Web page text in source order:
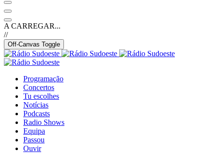
A CARREGAR...
//
Off-Canvas Toggle
Programação
Concertos
Tu escolhes
Notícias
Podcasts
Radio Shows
Equipa
Passou
Ouvir